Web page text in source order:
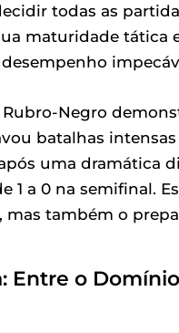
todas as
maturidade tática
Negro
batalhas
uma dramática
1 a 0 na semifinal.
também o
Entre o